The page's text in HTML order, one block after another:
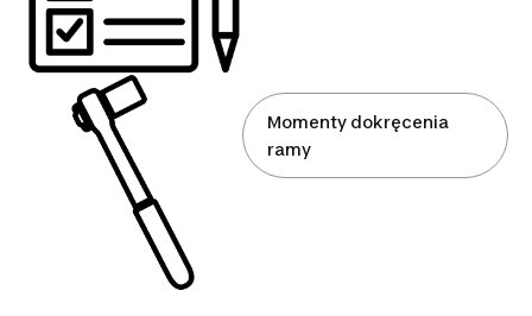
Momenty dokręcenia
ramy